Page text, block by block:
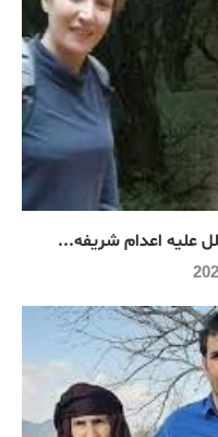
علیه اعدام شریفه...